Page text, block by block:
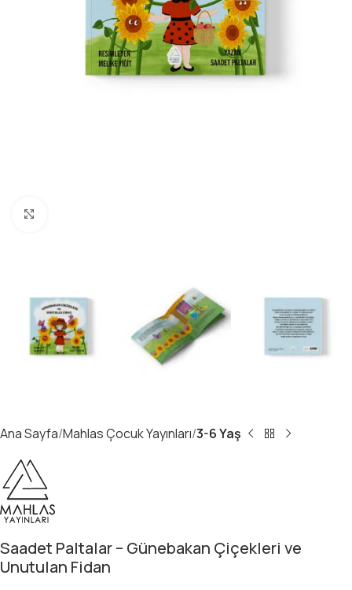
Ana Sayfa Mahlas Çocuk Yayınları 3-6 Yaş
Saadet Paltalar – Günebakan Çiçekleri ve
Unutulan Fidan